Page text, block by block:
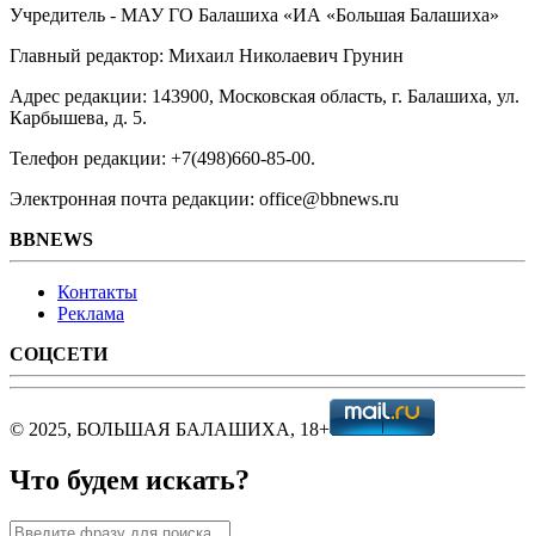
Учредитель - МАУ ГО Балашиха «ИА «Большая Балашиха»
Главный редактор: Михаил Николаевич Грунин
Адрес редакции: 143900, Московская область, г. Балашиха, ул.
Карбышева, д. 5.
Телефон редакции: +7(498)660-85-00.
Электронная почта редакции: office@bbnews.ru
BBNEWS
Контакты
Реклама
СОЦСЕТИ
© 2025, БОЛЬШАЯ БАЛАШИХА, 18+
Что будем искать?